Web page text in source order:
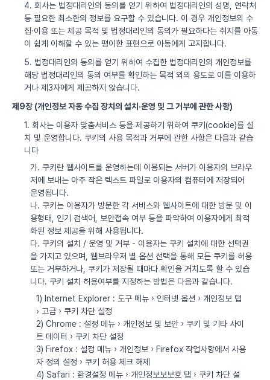
4. 회사는 법정대리인의 동의를 얻기 위하여 법정대리인의 성명, 연락처
등 필요한 최소한의 정보를 요구할 수 있습니다. 이 경우 개인정보의 수
집·이용 또는 제공 목적 및 법정대리인의 동의가 필요하다는 취지를 아동
이 쉽게 이해할 수 있는 평이한 표현으로 아동에게 고지합니다.
5. 법정대리인의 동의를 얻기 위하여 수집한 법정대리인의 개인정보를
해당 법정대리인의 동의 여부를 확인하는 목적 외의 용도로 이를 이용하
거나 제3자에게 제공하지 않습니다.
제9장 (개인정보 자동 수집 장치의 설치·운영 및 그 거부에 관한 사항)
1. 회사는 이용자 맞춤서비스 등을 제공하기 위하여 쿠키(cookie)를 설
치 및 운영합니다. 쿠키의 사용 목적과 거부에 관한 사항은 다음과 같습
니다
가. 쿠키란 웹사이트를 운영하는데 이용되는 서버가 이용자의 브라우
저에 보내는 아주 작은 텍스트 파일로 이용자의 컴퓨터에 저장되어
운영됩니다.
나. 쿠키는 이용자가 방문한 각 서비스와 웹사이트에 대한 방문 및 이
용형태, 인기 검색어, 보안접속 여부 등을 파악하여 이용자에게 최적
화된 정보 제공을 위해 사용됩니다.
다. 쿠키의 설치 / 운영 및 거부 - 이용자는 쿠키 설치에 대한 선택권
을 가지고 있으며, 웹브라우저 별 옵션 선택을 통해 모든 쿠키를 허용
또는 거부하거나, 쿠키가 저장될 때마다 확인을 거치도록 할 수 있습
니다. 쿠키 설치 허용여부를 지정하는 방법은 다음과 같습니다.
1) Internet Explorer : 도구 메뉴 › 인터넷 옵션 › 개인정보 탭
› 고급 › 쿠키 차단 설정
2) Chrome : 설정 메뉴 › 개인정보 및 보안 › 쿠키 및 기타 사이
트 데이터 › 쿠키 차단 설정
3) Firefox : 설정 메뉴 › 개인정보 › Firefox 작업사항에서 사용
자 정의 설정 › 쿠키 허용 체크 해제
4) Safari : 환경설정 메뉴 › 개인정보보보호 탭 › 쿠키 차단 설